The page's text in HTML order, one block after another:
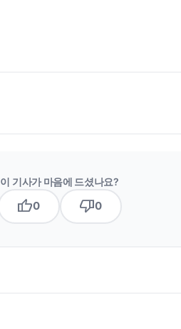
이 기사가 마음에 드셨나요?
thumb_up0 thumb_down0